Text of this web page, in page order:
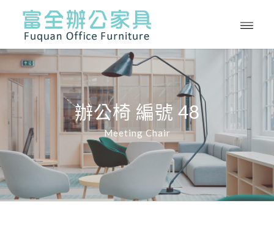
辦公椅 編號 48
Meeting Chair